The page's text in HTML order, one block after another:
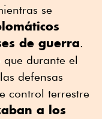
se
de guerra.
durante el
defensas
control terrestre
a los